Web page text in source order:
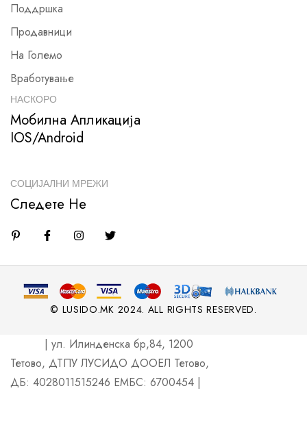
Поддршка
Продавници
На Големо
Вработување
НАСКОРО
Мобилна Апликација
IOS/Android
СОЦИЈАЛНИ МРЕЖИ
Следете Не
© LUSIDO.MK 2024. ALL RIGHTS RESERVED.
| ул. Илинденска бр,84, 1200
Тетово, ДТПУ ЛУСИДО ДООЕЛ Тетово,
ДБ: 4028011515246 ЕМБС: 6700454 |